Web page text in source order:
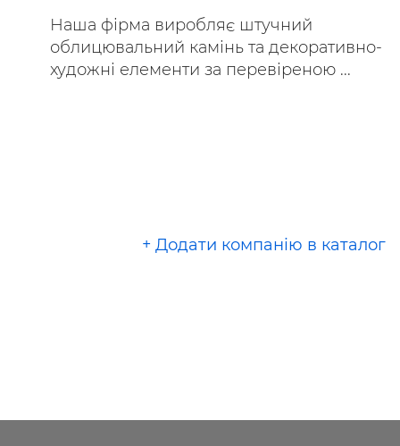
Наша фірма виробляє штучний
облицювальний камінь та декоративно-
художні елементи за перевіреною ...
+ Додати компанію в каталог